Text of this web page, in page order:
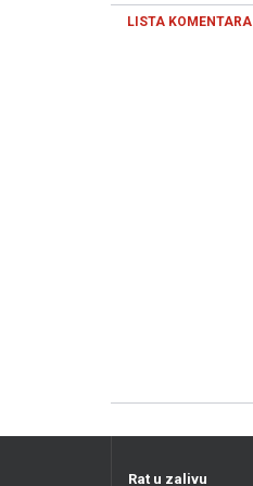
LISTA KOMENTARA
Rat u zalivu